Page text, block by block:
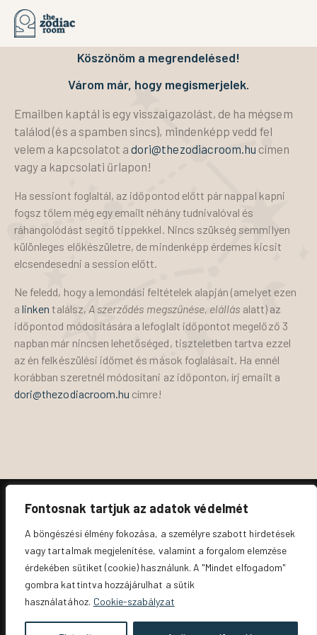
Fontosnak tartjuk az adatok védelmét
A böngészési élmény fokozása, a személyre szabott hirdetések
vagy tartalmak megjelenítése, valamint a forgalom elemzése
érdekében sütiket (cookie) használunk. A "Mindet elfogadom"
gombra kattintva hozzájárulhat a sütik
használatához. Cookie-szabályzat
Köszönöm a megrendelésed!
Várom már, hogy megismerjelek.
Emailben kaptál is egy visszaigazolást, de ha mégsem
találod (és a spamben sincs), mindenképp vedd fel
velem a kapcsolatot adori@thezodiacroom.hu címen
vagy a kapcsolati űrlapon!
Ha sessiont foglaltál, az időpontod előtt pár nappal kapni
fogsz tőlem még egy emailt néhány tudnivalóval és
ráhangolódást segítő tippekkel. Nincs szükség semmilyen
különleges előkészületre, de mindenképp érdemes kicsit
elcsendesedni a session előtt.
Ne feledd, hogy a lemondási feltételek alapján (amelyet ezen
alinken találsz, A szerződés megszűnése, elállás alatt) az
időpontod módosítására a lefoglalt időpontot megelőző 3
napban már nincsen lehetőséged, tiszteletben tartva ezzel
az én felkészülési időmet és mások foglalásait. Ha ennél
korábban szeretnél módosítani az időponton, írj emailt a
dori@thezodiacroom.hu címre!
@the.zodiac.room
Jogi nyilatkozatok és adatvédelem
The Zodiac Room© 2026. All Rights Reserved.